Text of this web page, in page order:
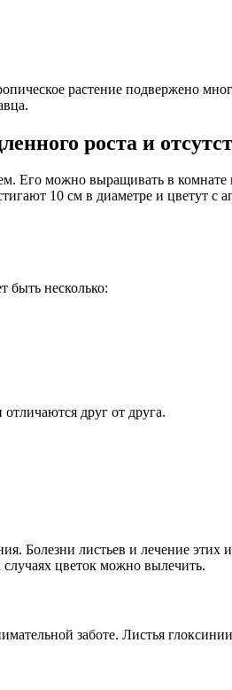
растение подвержено
роста и
можно выращивать в комнате
10 см в диаметре и цветут с
быть несколько:
друг от друга.
Болезни листьев и лечение
цветок можно вылечить.
заботе. Листья